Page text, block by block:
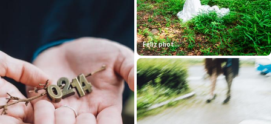
Feliz phot...